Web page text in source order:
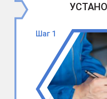
Шаг 1